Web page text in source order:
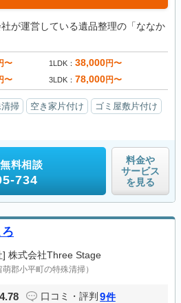
が運営している遺品整理の「ななか
〜 1LDK 38,000円〜
〜 3LDK 78,000円〜
掃 空き家片付け
ゴミ屋敷片付け
料相談
734
料金や
サービス
を見る
] 株式会社Three Stage
萌郡小平町の特殊清掃）
4.78 口コミ・評判 9件